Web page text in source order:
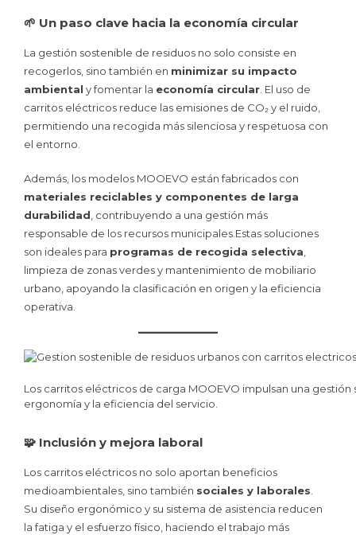
🌱 Un paso clave hacia la economía circular
La gestión sostenible de residuos no solo consiste en
recogerlos, sino también en minimizar su impacto
ambiental y fomentar la economía circular. El uso de
carritos eléctricos reduce las emisiones de CO₂ y el ruido,
permitiendo una recogida más silenciosa y respetuosa con
el entorno.
Además, los modelos MOOEVO están fabricados con
materiales reciclables y componentes de larga
durabilidad , contribuyendo a una gestión más
responsable de los recursos municipales.Estas soluciones
son ideales para programas de recogida selectiva
limpieza de zonas verdes y mantenimiento de mobiliario
urbano, apoyando la clasificación en origen y la eficiencia
operativa.
Los carritos eléctricos de carga MOOEVO impulsan una
ergonomía y la eficiencia del servicio.
🧩 Inclusión y mejora laboral
Los carritos eléctricos no solo aportan beneficios
medioambientales, sino también sociales y laborales.
Su diseño ergonómico y su sistema de asistencia reducen
la fatiga y el esfuerzo físico, haciendo el trabajo más